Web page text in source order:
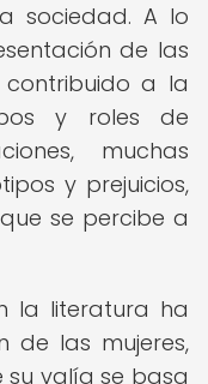
sociedad. A lo
de las
a la
y roles de
muchas
y prejuicios,
se percibe a
la literatura ha
de las mujeres,
valía se basa